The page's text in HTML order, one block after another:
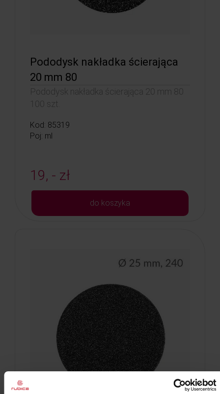
Pododysk nakładka ścierająca
20 mm 80
Pododysk nakładka ścierająca 20 mm 80
100 szt.
Kod: 85319
Poj: ml
19, - zł
do koszyka